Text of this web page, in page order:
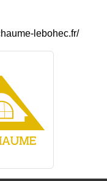
lebohec.fr/